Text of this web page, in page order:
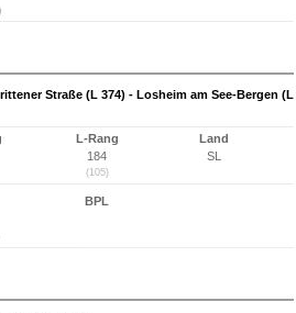
Straße (L 374) - Losheim am See-Bergen (L
L-Rang
184
(105)
Land
SL
BPL